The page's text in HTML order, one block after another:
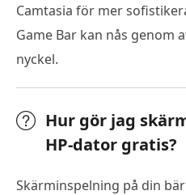
Camtasia för mer
Game Bar kan nås genom
nyckel.
Hur gör jag
HP-dator gratis?
Skärminspelning på din